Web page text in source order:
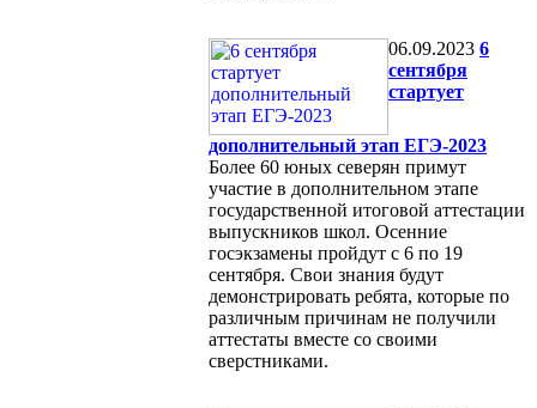
06.09.2023 6
сентября
стартует
дополнительный этап ЕГЭ-2023
Более 60 юных северян примут
участие в дополнительном этапе
государственной итоговой аттестации
выпускников школ. Осенние
госэкзамены пройдут с 6 по 19
сентября. Свои знания будут
демонстрировать ребята, которые по
различным причинам не получили
аттестаты вместе со своими
сверстниками.